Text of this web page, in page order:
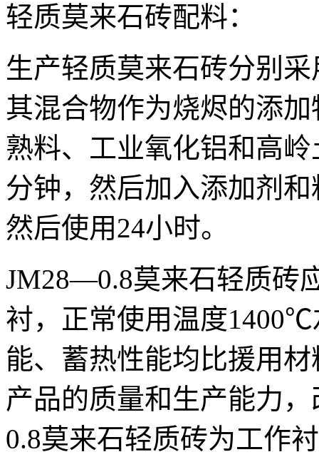
轻质莫来石砖配料：
生产轻质莫来石砖分别
其混合物作为烧烬的添
熟料、工业氧化铝和高
分钟，然后加入添加剂
然后使用24小时。
JM28—0.8莫来石轻质砖
衬，正常使用温度
能、蓄热性能均比援用
产品的质量和生产能力
0.8莫来石轻质砖为工作